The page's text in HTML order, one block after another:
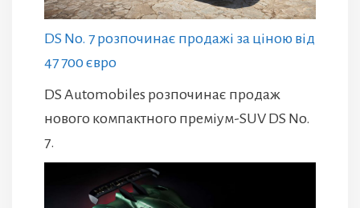
DS No. 7 розпочинає продажі за ціною від
47 700 євро
DS Automobiles розпочинає продаж
нового компактного преміум-SUV DS No.
7.